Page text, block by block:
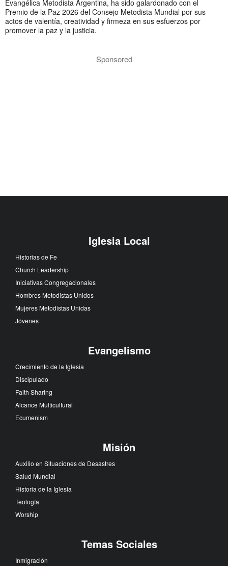
Evangélica Metodista Argentina, ha sido galardonado con el
Premio de la Paz 2026 del Consejo Metodista Mundial por sus
actos de valentía, creatividad y firmeza en sus esfuerzos por
promover la paz y la justicia.
Sponsored
Iglesia Local
Historias de Fe
Church Leadership
Iniciativas Congregacionales
Hombres Metodistas Unidos
Mujeres Metodistas Unidas
Jóvenes
Evangelismo
Crecimiento de la Iglesia
Discipulado
Faith Sharing
Alcance Multicultural
Ecumenism
Misión
Auxilio en Situaciones de Desastres
Salud Mundial
Historia de la Iglesia
Teología
Worship
Temas Sociales
Inmigración